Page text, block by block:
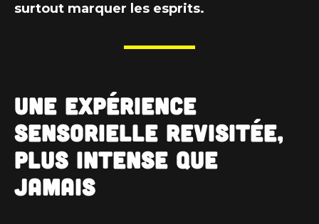
surtout marquer les esprits.
Une expérience
sensorielle revisitée,
plus intense que
jamais